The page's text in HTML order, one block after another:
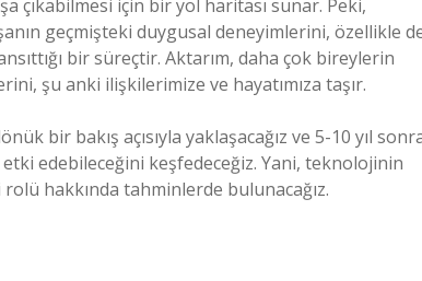
çıkabilmesi için bir yol haritası sunar. Peki,
geçmişteki duygusal deneyimlerini, özellikle
bir süreçtir. Aktarım, daha çok bireylerin
şu anki ilişkilerimize ve hayatımıza taşır.
bir bakış açısıyla yaklaşacağız ve 5-10 yıl
edebileceğini keşfedeceğiz. Yani, teknolojinin
hakkında tahminlerde bulunacağız.